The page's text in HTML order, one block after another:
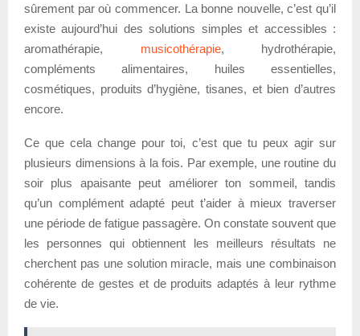
sûrement par où commencer. La bonne nouvelle, c’est qu’il
existe aujourd’hui des solutions simples et accessibles :
aromathérapie, musicothérapie, hydrothérapie,
compléments alimentaires, huiles essentielles,
cosmétiques, produits d’hygiène, tisanes, et bien d’autres
encore.
Ce que cela change pour toi, c’est que tu peux agir sur
plusieurs dimensions à la fois. Par exemple, une routine du
soir plus apaisante peut améliorer ton sommeil, tandis
qu’un complément adapté peut t’aider à mieux traverser
une période de fatigue passagère. On constate souvent que
les personnes qui obtiennent les meilleurs résultats ne
cherchent pas une solution miracle, mais une combinaison
cohérente de gestes et de produits adaptés à leur rythme
de vie.